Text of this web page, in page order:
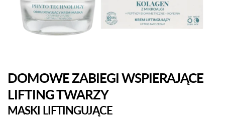
DOMOWE ZABIEGI WSPIERAJĄCE
LIFTING TWARZY
MASKI LIFTINGUJĄCE